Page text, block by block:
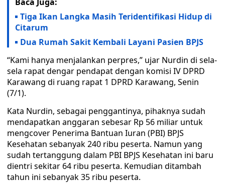
Tiga Ikan Langka Masih Teridentifikasi Hidup di
Citarum
Dua Rumah Sakit Kembali Layani Pasien BPJS
“Kami hanya menjalankan perpres,” ujar Nurdin di sela-
sela rapat dengar pendapat dengan komisi IV DPRD
Karawang di ruang rapat 1 DPRD Karawang, Senin
(7/1).
Kata Nurdin, sebagai penggantinya, pihaknya sudah
mendapatkan anggaran sebesar Rp 56 miliar untuk
mengcover Penerima Bantuan Iuran (PBI) BPJS
Kesehatan sebanyak 240 ribu peserta. Namun yang
sudah tertanggung dalam PBI BPJS Kesehatan ini baru
dientri sekitar 64 ribu peserta. Kemudian ditambah
tahun ini sebanyak 35 ribu peserta.